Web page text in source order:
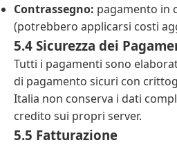
Contrassegno: pagamento in
(potrebbero applicarsi costi
5.4 Sicurezza dei
Tutti i pagamenti sono
di pagamento sicuri con
Italia non conserva i dati
credito sui propri server.
5.5 Fatturazione